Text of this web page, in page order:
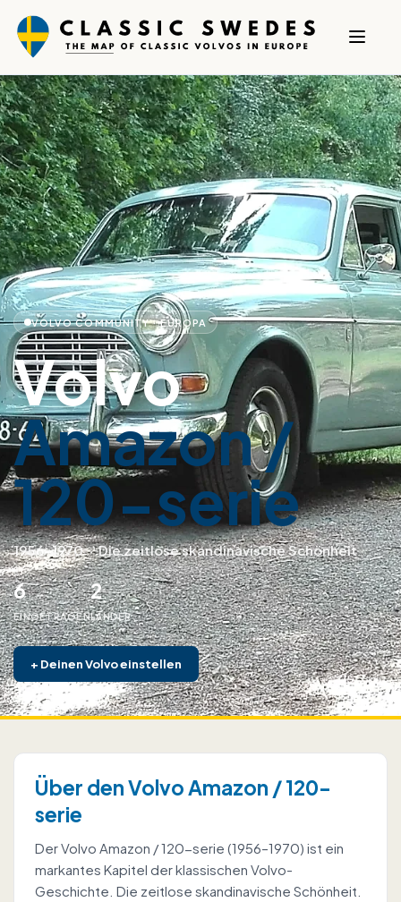
VOLVO COMMUNITY · EUROPA
Volvo
Amazon /
120-serie
1956–1970·Die zeitlose skandinavische Schönheit
6
EINGETRAGEN
2
LÄNDER
+ Deinen Volvo einstellen
Über den Volvo Amazon / 120-
serie
Der Volvo Amazon / 120-serie (1956–1970) ist ein
markantes Kapitel der klassischen Volvo-
Geschichte. Die zeitlose skandinavische Schönheit.